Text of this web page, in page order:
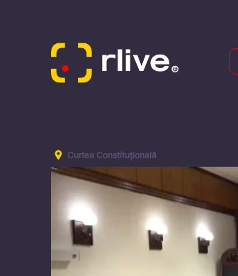
Curtea Constituțională